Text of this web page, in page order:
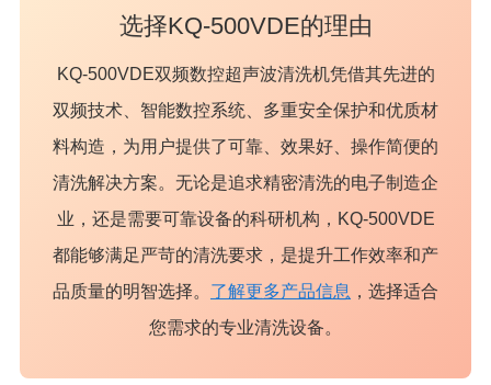
选择KQ-500VDE的理由
KQ-500VDE双频数控超声波清洗机凭借其先进的
双频技术、智能数控系统、多重安全保护和优质材
料构造，为用户提供了可靠、效果好、操作简便的
清洗解决方案。无论是追求精密清洗的电子制造企
业，还是需要可靠设备的科研机构，KQ-500VDE
都能够满足严苛的清洗要求，是提升工作效率和产
品质量的明智选择。 了解更多产品信息 ，选择适合
您需求的专业清洗设备。